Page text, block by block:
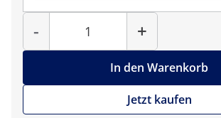
-
Menge
+
In den Warenkorb
Jetzt kaufen